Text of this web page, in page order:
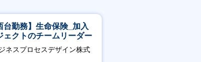
台勤務】生命保険_加入
ェクトのチームリーダー
ネスプロセスデザイン株式